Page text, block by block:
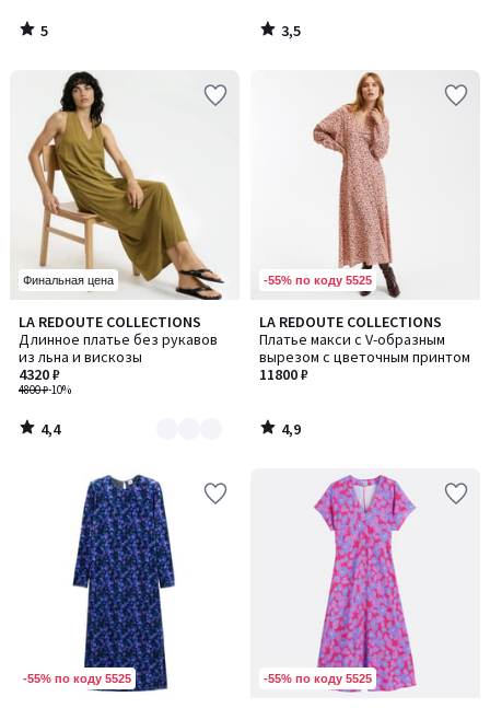
5
/
3,5
/
Финальная цена
LA REDOUTE COLLECTIONS
Длинное платье без рукавов
из льна и вискозы
4800 ₽-10%
4320 ₽
4,4
/ 5
Количество
цветов:
2
4,4
/
-55% по коду 5525
LA REDOUTE COLLECTIONS
Платье макси с V-образным
вырезом с цветочным принтом
11800 ₽
4,9
/ 5
4,9
/
-55% по коду 5525 -55% по коду 5525